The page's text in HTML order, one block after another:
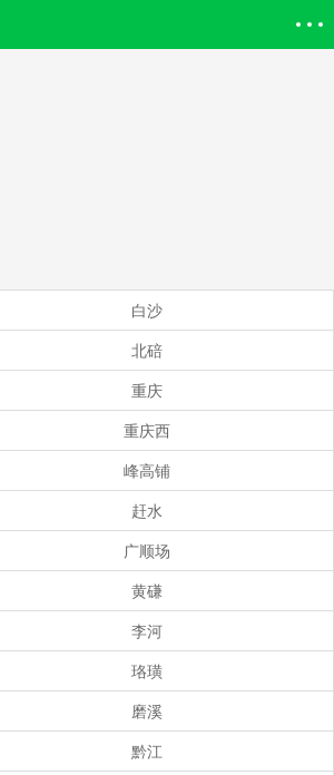
白沙
北碚
重庆
重庆西
峰高铺
赶水
广顺场
黄磏
李河
珞璜
磨溪
黔江